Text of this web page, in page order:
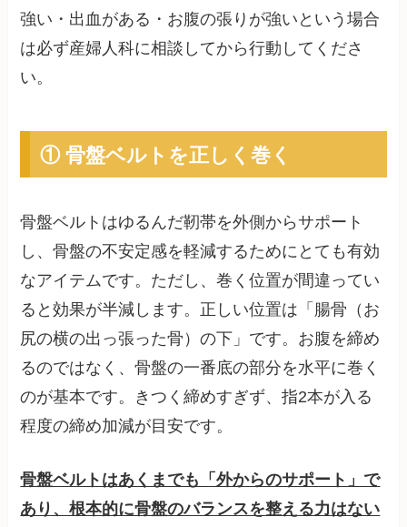
強い・出血がある・お腹の張りが強いという場合
は必ず産婦人科に相談してから行動してくださ
い。
① 骨盤ベルトを正しく巻く
骨盤ベルトはゆるんだ靭帯を外側からサポート
し、骨盤の不安定感を軽減するためにとても有効
なアイテムです。ただし、巻く位置が間違ってい
ると効果が半減します。正しい位置は「腸骨（お
尻の横の出っ張った骨）の下」です。お腹を締め
るのではなく、骨盤の一番底の部分を水平に巻く
のが基本です。きつく締めすぎず、指2本が入る
程度の締め加減が目安です。
骨盤ベルトはあくまでも「外からのサポート」で
あり、根本的に骨盤のバランスを整える力はない